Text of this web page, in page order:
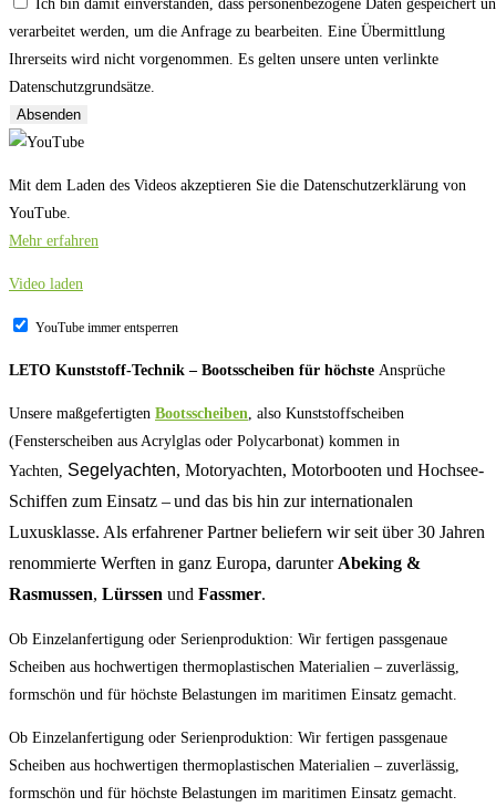
Ich bin damit einverstanden, dass personenbezogene Daten gespeichert
verarbeitet werden, um die Anfrage zu bearbeiten. Eine Übermittlung
Ihrerseits wird nicht vorgenommen. Es gelten unsere unten verlinkte
Datenschutzgrundsätze.
Absenden
Mit dem Laden des Videos akzeptieren Sie die Datenschutzerklärung von
YouTube.
Mehr erfahren
Video laden
YouTube immer entsperren
LETO Kunststoff-Technik – Bootsscheiben für höchste Ansprüche
Unsere maßgefertigten Bootsscheiben, also Kunststoffscheiben
(Fensterscheiben aus Acrylglas oder Polycarbonat) kommen in
Yachten, Segelyachten, Motoryachten, Motorbooten und Hochsee-
Schiffen zum Einsatz – und das bis hin zur internationalen
Luxusklasse. Als erfahrener Partner beliefern wir seit über 30 Jahren
renommierte Werften in ganz Europa, darunterAbeking &
Rasmussen, Lürssen und Fassmer.
Ob Einzelanfertigung oder Serienproduktion: Wir fertigen passgenaue
Scheiben aus hochwertigen thermoplastischen Materialien – zuverlässig,
formschön und für höchste Belastungen im maritimen Einsatz gemacht.
Ob Einzelanfertigung oder Serienproduktion: Wir fertigen passgenaue
Scheiben aus hochwertigen thermoplastischen Materialien – zuverlässig,
formschön und für höchste Belastungen im maritimen Einsatz gemacht.